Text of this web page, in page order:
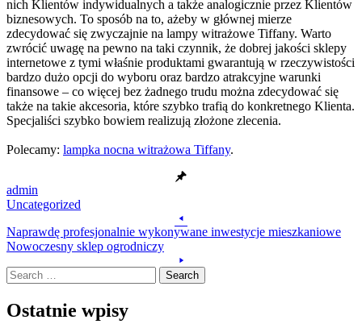
nich Klientów indywidualnych a także analogicznie przez Klientów
biznesowych. To sposób na to, ażeby w głównej mierze
zdecydować się zwyczajnie na lampy witrażowe Tiffany. Warto
zwrócić uwagę na pewno na taki czynnik, że dobrej jakości sklepy
internetowe z tymi właśnie produktami gwarantują w rzeczywistości
bardzo dużo opcji do wyboru oraz bardzo atrakcyjne warunki
finansowe – co więcej bez żadnego trudu można zdecydować się
także na takie akcesoria, które szybko trafią do konkretnego Klienta.
Specjaliści szybko bowiem realizują złożone zlecenia.
Polecamy: lampka nocna witrażowa Tiffany.
admin
Uncategorized
navigation
Naprawdę profesjonalnie wykonywane inwestycje mieszkaniowe
Nowoczesny sklep ogrodniczy
Search
Ostatnie wpisy